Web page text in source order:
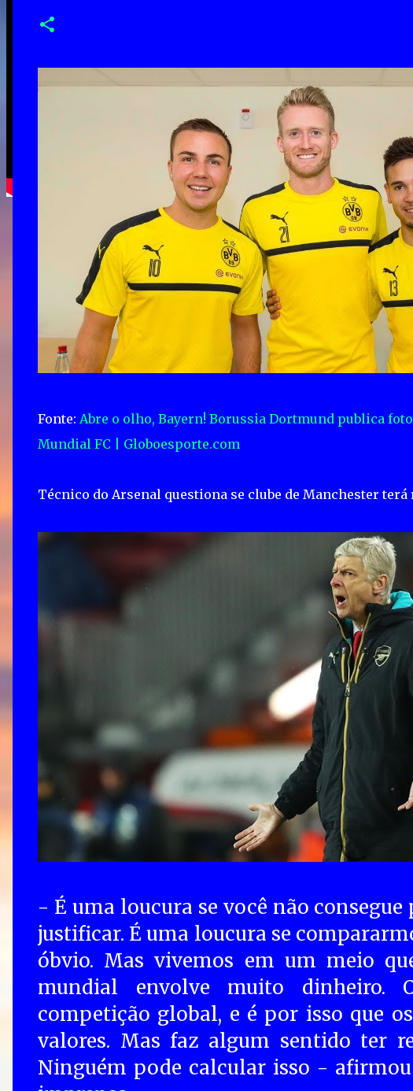
Fonte: Abre o olho, Bayern! Borussia Dortmund publica
Mundial FC | Globoesporte.com
Técnico do Arsenal questiona se clube de Manchester
- É uma loucura se você não consegue
justificar. É uma loucura se
óbvio. Mas vivemos em um meio
mundial envolve muito dinheiro.
competição global, e é por isso que
valores. Mas faz algum sentido ter
Ninguém pode calcular isso -